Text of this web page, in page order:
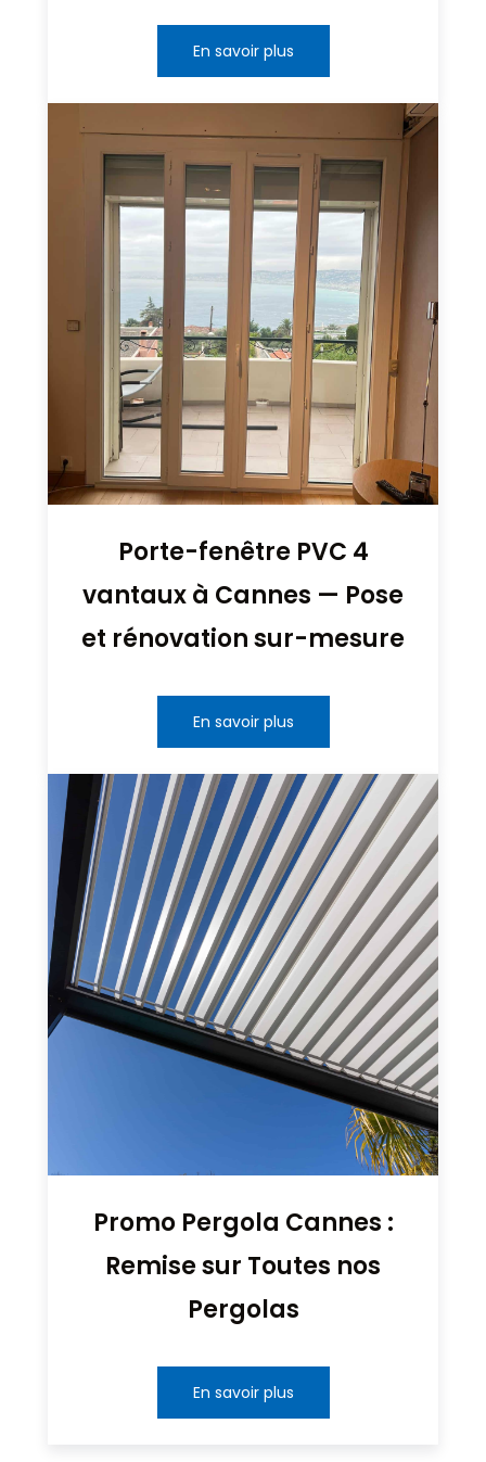
En savoir plus
Porte-fenêtre PVC 4
vantaux à Cannes — Pose
et rénovation sur-mesure
En savoir plus
Promo Pergola Cannes :
Remise sur Toutes nos
Pergolas
En savoir plus